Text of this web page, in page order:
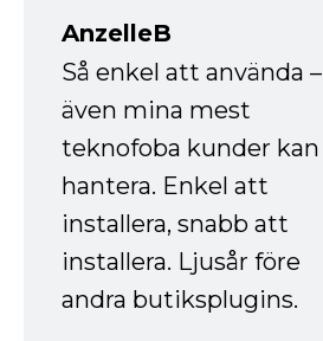
AnzelleB
Så enkel att använda –
även mina mest
teknofoba kunder kan
hantera. Enkel att
installera, snabb att
installera. Ljusår före
andra butiksplugins.